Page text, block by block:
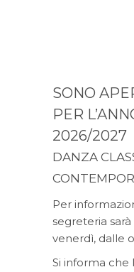
SONO
PER
2026/2027
DANZA
Per
segreteria
venerdì, dalle
Si informa che